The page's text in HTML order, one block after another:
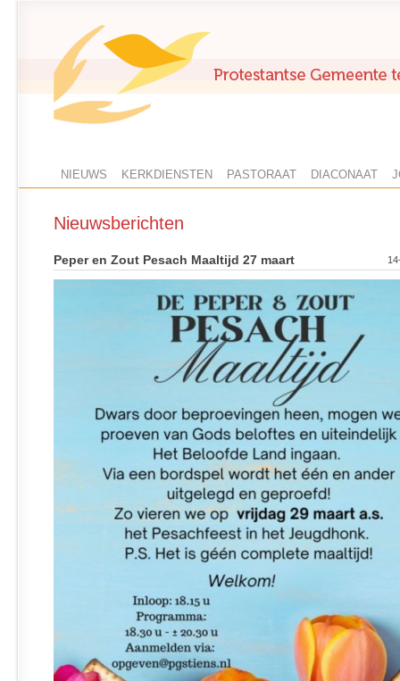
NIEUWS KERKDIENSTEN PASTORAAT DIACONAAT
Nieuwsberichten
Peper en Zout Pesach Maaltijd 27 maart